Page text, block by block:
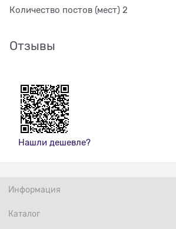
Количество постов (мест) 2
Отзывы
Нашли дешевле?
Информация
Каталог